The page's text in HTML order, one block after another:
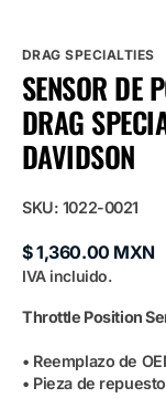
DRAG SPECIALTIES
SENSOR DE
DRAG
DAVIDSON
SKU: 1022-0021
Precio
habitual
$ 1,360.00 MXN
IVA incluido.
Throttle Position
• Reemplazo de
• Pieza de